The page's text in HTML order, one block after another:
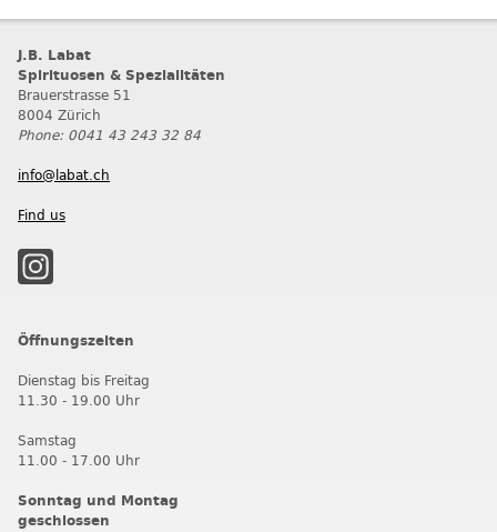
J.B. Labat
Spirituosen & Spezialitäten
Brauerstrasse 51
8004 Zürich
Phone: 0041 43 243 32 84
info@labat.ch
Find us
Öffnungszeiten
Dienstag bis Freitag
11.30 - 19.00 Uhr
Samstag
11.00 - 17.00 Uhr
Sonntag und Montag
geschlossen